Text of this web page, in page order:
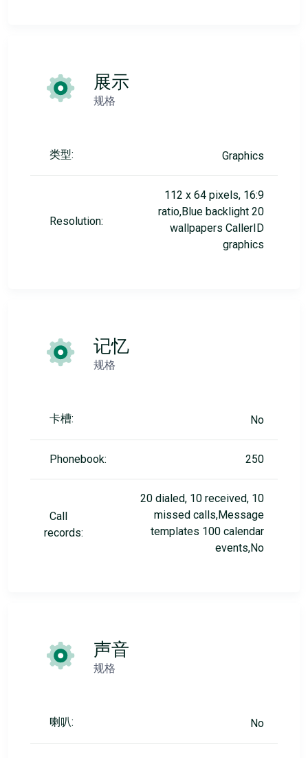
展示
规格
类型: Graphics
Resolution:
112 x 64 pixels, 16:9
ratio,Blue backlight 20
wallpapers CallerID
graphics
记忆
规格
卡槽: No
Phonebook: 250
Call
records:
20 dialed, 10 received, 10
missed calls,Message
templates 100 calendar
events,No
声音
规格
喇叭: No